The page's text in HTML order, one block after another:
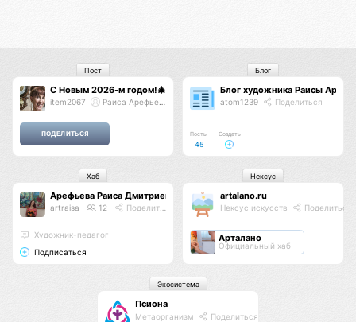
С Новым 2026-м годом!🎄
item2067 Раиса Арефьева
Пост
Блог художника Раисы
atom1239 Поделиться
Посты
45
Создать
Блог
Арефьева Раиса Дмитриевна
artraisa 12 Поделиться
Художник-педагог
Подписаться
Хаб
artalano.ru
Нексус искусств Поделиться
Арталано
Официальный хаб
Нексус
Псиона
Метаорганизм Поделиться
Экосистема